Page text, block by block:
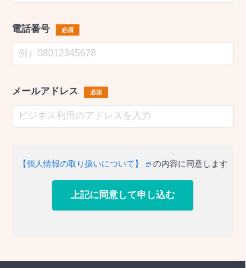
電話番号 必須
メールアドレス 必須
【個人情報の取り扱いについて】 の内容に同意します